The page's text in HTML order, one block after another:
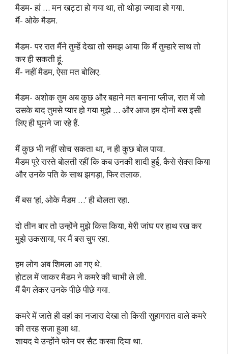
मैडम- हां … मन खट्टा हो गया था, तो थोड़ा ज्यादा हो गया.
मैं- ओके मैडम.
मैडम- पर रात मैंने तुम्हें देखा तो समझ आया कि मैं तुम्हारे साथ तो
कर ही सकती हूं.
मैं- नहीं मैडम, ऐसा मत बोलिए.
मैडम- अशोक तुम अब कुछ और बहाने मत बनाना प्लीज, रात में जो
उसके बाद तुमसे प्यार हो गया मुझे … और आज हम दोनों बस इसी
लिए ही घूमने जा रहे हैं.
मैं कुछ भी नहीं सोच सकता था, न ही कुछ बोल पाया.
मैडम पूरे रास्ते बोलती रहीं कि कब उनकी शादी हुई, कैसे सेक्स किया
और उनके पति के साथ झगड़ा, फिर तलाक.
मैं बस ‘हां, ओके मैडम …’ ही बोलता रहा.
दो तीन बार तो उन्होंने मुझे किस किया, मेरी जांघ पर हाथ रख कर
मुझे उकसाया, पर मैं बस चुप रहा.
हम लोग अब शिमला आ गए थे.
होटल में जाकर मैडम ने कमरे की चाभी ले ली.
मैं बैग लेकर उनके पीछे पीछे गया.
कमरे में जाते ही वहां का नजारा देखा तो किसी सुहागरात वाले कमरे
की तरह सजा हुआ था.
शायद ये उन्होंने फोन पर सैट करवा दिया था.